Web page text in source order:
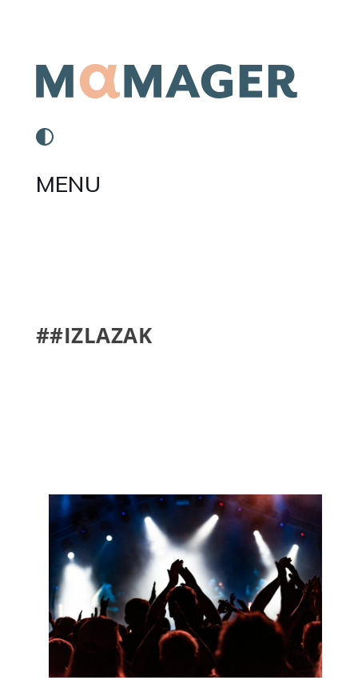
MENU
##IZLAZAK